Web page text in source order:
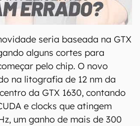
seria baseada na GTX
alguns cortes para
pelo chip. O novo
na litografia de 12 nm da
da GTX 1630, contando
e clocks que atingem
um ganho de mais de 300